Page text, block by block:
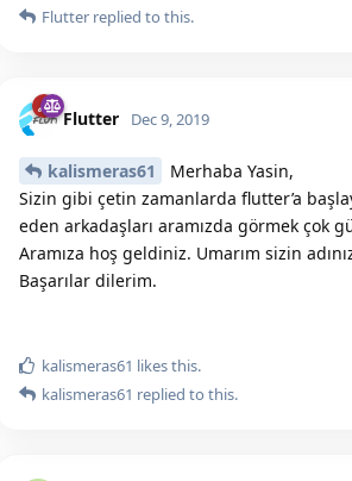
Flutter replied to this.
Flutter Dec 9, 2019
kalismeras61
Merhaba Yasin,
Sizin gibi çetin zamanlarda flutter’a
eden arkadaşları aramızda görmek çok
Aramıza hoş geldiniz. Umarım sizin
Başarılar dilerim.
kalismeras61 likes this.
kalismeras61 replied to this.